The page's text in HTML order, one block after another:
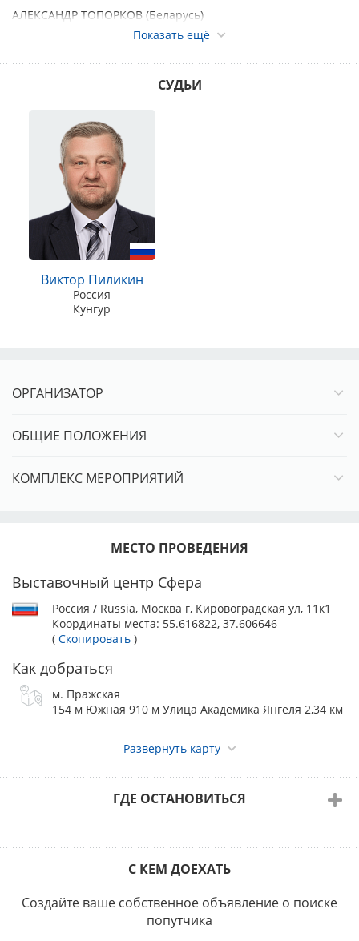
АЛЕКСАНДР ТОПОРКОВ (Беларусь)
МОНОПОРОДНЫЕ ВЫСТАВКИ:
АВСТРАЛИЙСКАЯ ОВЧАРКА ранг КЧК – эксперт Елена
Пиликин (Россия)
БИШОН ФРИЗЕ ранг КЧК – эксперт VICTOR ROMAN SANTOS
(Филиппины)
БОРДЕР КОЛЛИ ранг КЧК – эксперт Елена Балажович
(Венгрия)
ВЕЛЬШ КОРГИ КАРДИГАН ранг КЧК – эксперт Елена
Балажович (Венгрия)
Балажович (Венгрия)
КАВАЛЕР КИНГ ЧАРЛЬЗ СПАНИЕЛЬ ранг КЧК – эксперт
ранг КЧК – эксперт VICTOR ROMAN SANTOS (Филиппины)
ПУДЕЛЬ ранг КЧК – эксперт VICTOR ROMAN SANTOS
ПУЛИ ранг ПК – эксперт Елена Балажович (Венгрия)
ROMAN SANTOS (Филиппины)
(Филиппины)
ШИ-ТЦУ ранг КЧК в КК – эксперт VICTOR ROMAN SANTOS
(Филиппины)
Предварительное распределение экспертов по группам FCI
и породам:
САС 1 группы – Ольга Раннамяги, Елена Балажович
САС ЧРКФ:
Виктор Пиликин – 1, 2 (кроме бернов и леонбергеров), 3, 4,
Ольга Раннамяги – 9 группа
Согласно Выставочному положению РКФ, организаторы
оставляют за собой право замены эксперта.
Показать ещё
СУДЬИ
Виктор Пиликин
Россия
Кунгур
ОРГАНИЗАТОР
ОБЩИЕ ПОЛОЖЕНИЯ
КОМПЛЕКС МЕРОПРИЯТИЙ
МЕСТО ПРОВЕДЕНИЯ
Выставочный центр Сфера
Россия / Russia, Москва г, Кировоградская ул, 11к1
Координаты места: 55.616822, 37.606646
( Скопировать )
Как добраться
м. Пражская
154 м Южная 910 м Улица Академика Янгеля 2,34 км
Развернуть карту
ГДЕ ОСТАНОВИТЬСЯ
С КЕМ ДОЕХАТЬ
Создайте ваше собственное объявление о поиске
попутчика